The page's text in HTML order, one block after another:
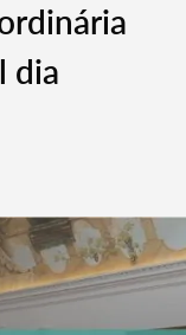
dia